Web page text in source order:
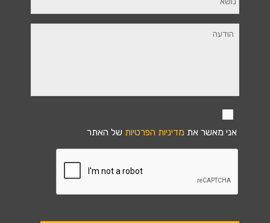
אני מאשר את מדיניות הפרטיות של האתר